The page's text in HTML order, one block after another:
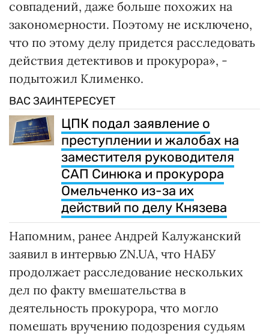
совпадений, даже больше похожих на
закономерности. Поэтому не исключено,
что по этому делу придется расследовать
действия детективов и прокурора», -
подытожил Клименко.
ВАС ЗАИНТЕРЕСУЕТ
ЦПК подал заявление о
преступлении и жалобах на
заместителя руководителя
САП Синюка и прокурора
Омельченко из-за их
действий по делу Князева
Напомним, ранее Андрей Калужанский
заявил в интервью ZN.UA, что НАБУ
продолжает расследование нескольких
дел по факту вмешательства в
деятельность прокурора, что могло
помешать вручению подозрения судьям